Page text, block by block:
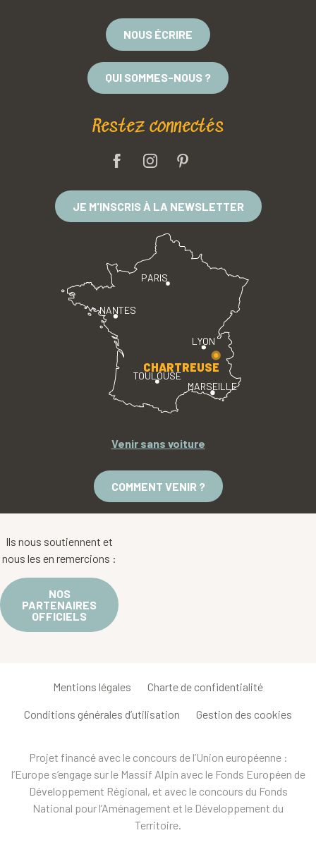
NOUS ÉCRIRE
QUI SOMMES-NOUS ?
Restez connectés
JE M'INSCRIS À LA NEWSLETTER
PARIS
LYON
TOULOUSE
MARSEILLE
NANTES
CHARTREUSE
Venir sans voiture
COMMENT VENIR ?
Ils nous soutiennent et
nous les en remercions :
NOS
PARTENAIRES
OFFICIELS
Mentions légales Charte de confidentialité
Conditions générales d’utilisation Gestion des cookies
Projet financé avec le concours de l’Union européenne :
l’Europe s’engage sur le Massif Alpin avec le Fonds Européen de
Développement Régional, et avec le concours du Fonds
National pour l’Aménagement et le Développement du
Territoire.